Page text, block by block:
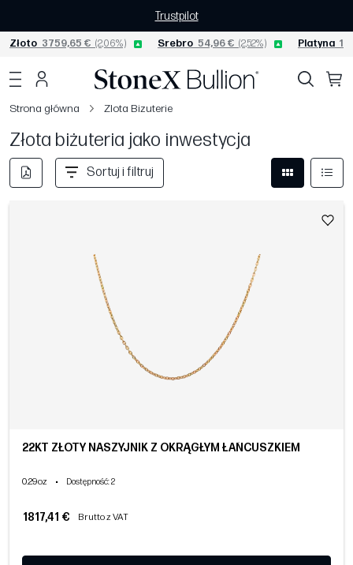
Trustpilot
Złoto 3759,65 € (2,06%) Srebro 54,96 € (2,52%) Platyna
Strona główna Zlota Bizuterie
Złota biżuteria jako inwestycja
Sortuj i filtruj
22KT ZŁOTY NASZYJNIK Z OKRĄGŁYM ŁAŃCUSZKIEM
0.29oz • Dostępność: 2
1817,41 € Brutto z VAT